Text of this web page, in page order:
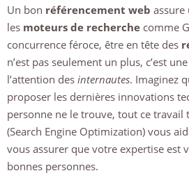
Un bon référencement web assure
les moteurs de recherche comme
concurrence féroce, être en tête des
n’est pas seulement un plus, c’est
l’attention des internautes. Imaginez
proposer les dernières innovations
personne ne le trouve, tout ce travail
(Search Engine Optimization) vous
vous assurer que votre expertise est
bonnes personnes.